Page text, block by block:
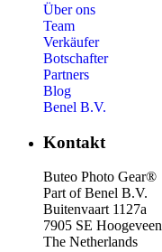
Über ons
Team
Verkäufer
Botschafter
Partners
Blog
Benel B.V.
Kontakt
Buteo Photo Gear®
Part of Benel B.V.
Buitenvaart 1127a
7905 SE Hoogeveen
The Netherlands